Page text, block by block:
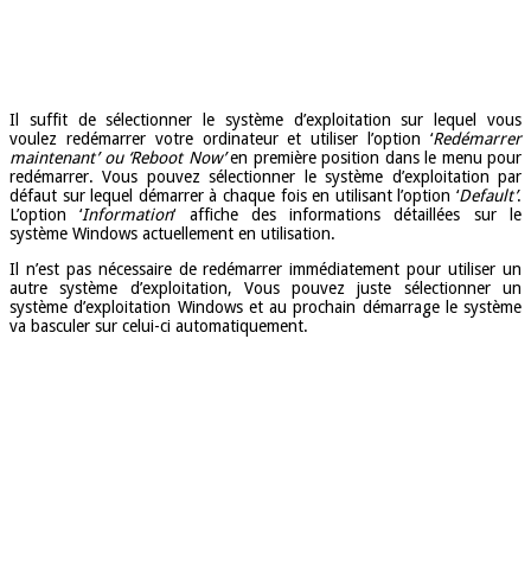
Il suffit de sélectionner le système d’exploitation sur lequel vous
voulez redémarrer votre ordinateur et utiliser l’option ‘Redémarrer
maintenant’ ou ‘Reboot Now’en première position dans le menu pour
redémarrer. Vous pouvez sélectionner le système d’exploitation par
défaut sur lequel démarrer à chaque fois en utilisant l’option ‘Default’.
L’option ‘Information‘ affiche des informations détaillées sur le
système Windows actuellement en utilisation.
Il n’est pas nécessaire de redémarrer immédiatement pour utiliser un
autre système d’exploitation, Vous pouvez juste sélectionner un
système d’exploitation Windows et au prochain démarrage le système
va basculer sur celui-ci automatiquement.